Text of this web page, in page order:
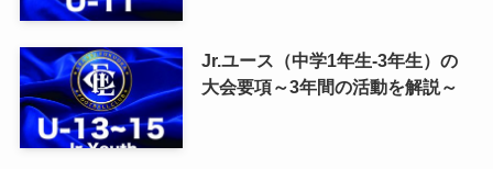
Jr.ユース（中学1年生-3年生）の
大会要項～3年間の活動を解説～